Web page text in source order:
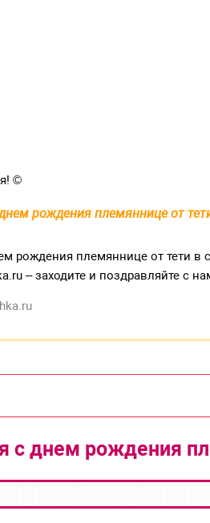
©
рождения племяннице от
рождения племяннице от тети
– заходите и поздравляйте с
с днем рождения